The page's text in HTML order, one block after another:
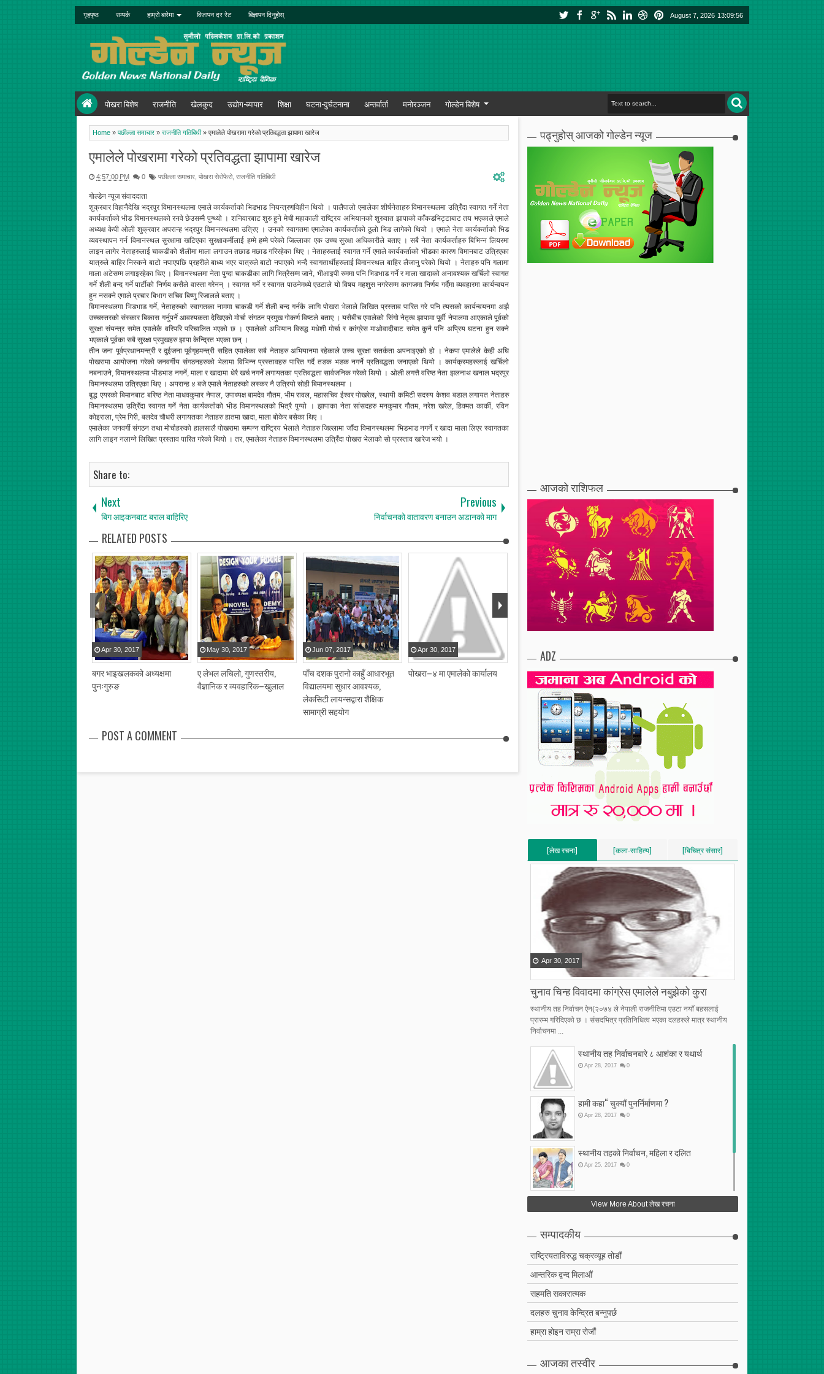
गृहपृष्ठ सम्पर्क हाम्रो बारेमा विजापन दर रेट बिज्ञापन दिनुहोस् August 7, 2026 13:09:57
पोखरा बिशेष राजनीति खेलकुद उद्योग-ब्यापार शिक्षा घटना-दुर्घटनाना अन्तर्वार्ता मनोरञ्जन गोल्डेन बिशेष
Home » पछील्ला समाचार » राजनीति गतिबिधी » एमालेले पोखरामा गरेको प्रतिवद्धता झापामा खारेज
एमालेले पोखरामा गरेको प्रतिवद्धता झापामा खारेज
4:57:00 PM 0 पछील्ला समाचार पोखरा सेरोफेरो, राजनीति गतिबिधी
गोल्डेन न्यूज संवाददाता
शुक्रबार विहानैदेखि भद्रपुर विमानस्थलमा एमाले कार्यकर्ताको भिडभाड नियन्त्रणविहीन थियो । पालैपालो एमालेका शीर्षनेताहरु विमानस्थलमा उत्रिँदा स्वागत गर्ने नेता
कार्यकर्ताको भीड विमानस्थलको रनवे छेउसम्मै पुग्थ्यो । शनिवारबाट शुरु हुने मेची महाकाली राष्ट्रिय अभियानको शुरुवात झापाको काँकडभिट्टाबाट तय भएकाले एमाले
अध्यक्ष केपी ओली शुक्रवार अपरान्ह भद्रपुर विमानस्थलमा उत्रिए । उनको स्वागतमा एमालेका कार्यकर्ताको ठूलो भिड लागेको थियो । एमाले नेता कार्यकर्ताको भिड
व्यवस्थापन गर्न विमानस्थल सुरक्षामा खटिएका सुरक्षाकर्मीलाई हम्मे हम्मे परेको जिल्लाका एक उच्च सुरक्षा अधिकारीले बताए । सबै नेता कार्यकर्ताहरु बिभिन्न लियरमा
लाइन लागेर नेताहरुलाई चाकडीको शैलीमा माला लगाउन तछाड मछाड गरिरहेका थिए । नेताहरुलाई स्वागत गर्ने एमाले कार्यकर्ताको भीडका कारण विमानबाट उत्रिएका
यात्रुले बाहिर निस्कने बाटो नपाएपछि प्रहरीले बाध्य भएर यात्रुले बाटो नपाएको भन्दै स्वागतार्थीहरुलाई विमानस्थल बाहिर लैजानु परेको थियो । नेताहरु पनि गलामा
माला अटेसम्म लगाइरहेका थिए । विमानस्थलमा नेता पुग्दा चाकडीका लागि भित्रैसम्म जाने, भीआइपी रुममा पनि भिडभाड गर्ने र माला खादाको अनावश्यक खर्चिलो स्वागत
गर्ने शैली बन्द गर्ने पार्टीको निर्णय कसैले वास्ता गरेनन् । स्वागत गर्ने र स्वागत पाउनेमध्ये एउटाले यो विषय महशुस नगरेसम्म कागजमा निर्णय गर्दैमा व्यवहारमा कार्यन्वयन
हुन नसक्ने एमाले प्रचार बिभाग सचिव बिष्णु रिजालले बताए ।
विमानस्थलमा भिडभाड गर्ने, नेताहरुको स्वागतका नाममा चाकडी गर्ने शैली बन्द गर्नकै लागि पोखरा भेलाले लिखित प्रस्ताव पारित गरे पनि त्यसको कार्यन्वयनमा अझै
उच्चस्तरको संस्कार बिकास गर्नुपर्ने आवश्यकता देखिएको मोर्चा संगठन प्रमुख गोकर्ण विष्टले बताए । यसैबीच एमालेको सिंगो नेतृत्व झापामा पूर्वी नेपालमा आएकाले पूर्वको
सुरक्षा संयन्त्र समेत एमालेकै वरिपरि परिचालित भएको छ । एमालेको अभियान विरुद्ध मधेशी मोर्चा र कांग्रेस माओवादीबाट समेत कुनै पनि अप्रिय घटना हुन सक्ने
भएकाले पूर्वका सबै सुरक्षा प्रमुखहरु झापा केन्द्रित भएका छन् ।
तीन जना पूर्वप्रधानमन्त्री र दुईजना पूर्वगृहमन्त्री सहित एमालेका सबै नेताहरु अभियानमा रहेकाले उच्च सुरक्षा सतर्कता अपनाइएको हो । नेकपा एमालेले केही अघि
पोखरामा आयोजना गरेको जनवर्गीय संगठनहरुको भेलामा विभिन्न प्रस्तावहरु पारित गर्दै तडक भडक नगर्ने प्रतिवद्धता जनाएको थियो । कार्यक्रमहरुलाई खर्चिलो
नबनाउने, विमानस्थलमा भीडभाड नगर्ने, माला र खादामा धेरै खर्च नगर्ने लगायतका प्रतिवद्धता सार्वजनिक गरेको थियो । ओली लगत्तै वरिष्ठ नेता झलनाथ खनाल भद्रपुर
विमानस्थलमा उत्रिएका थिए । अपरान्ह ४ बजे एमाले नेताहरुको लस्कर नै उत्रियो सोही बिमानस्थलमा ।
बुद्ध एयरको बिमानबाट बरिष्ठ नेता माधवकुमार नेपाल, उपाध्यक्ष बामदेव गौतम, भीम रावल, महासचिव ईश्वर पोखरेल, स्थायी कमिटी सदस्य केशव बडाल लगायत नेताहरु
विमानस्थलमा उत्रिँदा स्वागत गर्ने नेता कार्यकर्ताको भीड विमानस्थलको भित्रै पुग्यो । झापाका नेता सांसदहरु मनकुमार गौतम, नरेश खरेल, हिक्मत कार्की, रविन
कोइराला, प्रेम गिरी, बलदेव चौधरी लगायतका नेताहरु हातमा खादा, माला बोकेर बसेका थिए ।
एमालेका जनवर्गी संगठन तथा मोर्चाहरुको हालसालै पोखरामा सम्पन्न राष्ट्रिय भेलाले नेताहरु जिल्लामा जाँदा विमानस्थलमा भिडभाड नगर्ने र खादा माला लिएर स्वागतका
लागि लाइन नलाग्ने लिखित प्रस्ताव पारित गरेको थियो । तर, एमालेका नेताहरु विमानस्थलमा उत्रिँदा पोखरा भेलाको सो प्रस्ताव खारेज भयो ।
Share to:
Next
बिग आइकनबाट बराल बाहिरिए
Previous
निर्वाचनको वातावरण बनाउन अडानको माग
RELATED POSTS
बगर भाइखलकको अध्यक्षमा
पुनःगुरुङ
Apr 30 2017
ए लेभल लचिलो, गुणस्तरीय,
वैज्ञानिक र व्यवहारिक–खुलाल
May 30 2017
पाँच दशक पुरानो काहुँ आधारभूत
विद्यालयमा सुधार आवश्यक,
लेकसिटी लायन्सद्वारा शैक्षिक
सामाग्री सहयोग
Jun 07 2017
पोखरा–४ मा एमालेको कार्यालय
Apr 30 2017
केएफसी रेष्टुरेन्टको शाखा पोखरामा दुईसय जनाको निःशुल्क रगत
परीक्षण
POST A COMMENT
पढ्नुहोस् आजको गोल्डेन न्यूज
आजको राशिफल
ADZ
[लेख रचना]
[VERTICAL]
[RECENT][5]
[कला-साहित्य]
[VERTICAL]
[बिचित्र संसार]
[VERTICAL]
[RECENT][5]
चुनाव चिन्ह विवादमा कांग्रेस एमालेले नबुझेको कुरा
Apr 30 2017
स्थानीय तह निर्वाचन ऐन(२०७४ ले नेपाली राजनीतिमा एउटा नयाँ बहसलाई
प्रारम्भ गरिदिएको छ । संसदभित्र प्रतिनिधित्व भएका दलहरुले मात्र स्थानीय
निर्वाचनमा ...
स्थानीय तह निर्वाचनबारे ८ आशंका र यथार्थ
Apr 28 2017 0
हामी कहा“ चुक्यौं पुनर्निर्माणमा ?
Apr 28 2017 0
स्थानीय तहको निर्वाचन, महिला र दलित
Apr 25 2017 0
फेरि अर्को गलत सहमति
View More About लेख रचना
सम्पादकीय
राष्ट्रियताविरुद्ध चक्रव्यूह तोडौं
आन्तरिक द्वन्द मिलाऔं
सहमति सकारात्मक
दलहरु चुनाव केन्द्रित बन्नुपर्छ
हाम्रा होइन राम्रा रोजौं
आजका तस्वीर